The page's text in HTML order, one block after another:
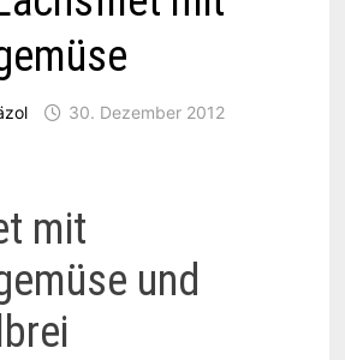
30. Dezember 2012
mit
und